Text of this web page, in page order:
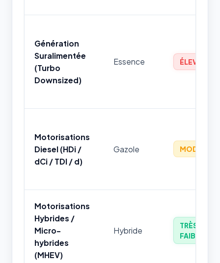
Génération
Suralimentée
(Turbo
Downsized)
Essence ÉLEVÉ
Motorisations
Diesel (HDi /
dCi / TDI / d)
Gazole MODÉRÉ
Motorisations
Hybrides /
Micro-
hybrides
(MHEV)
Hybride
TRÈS
FAIBLE